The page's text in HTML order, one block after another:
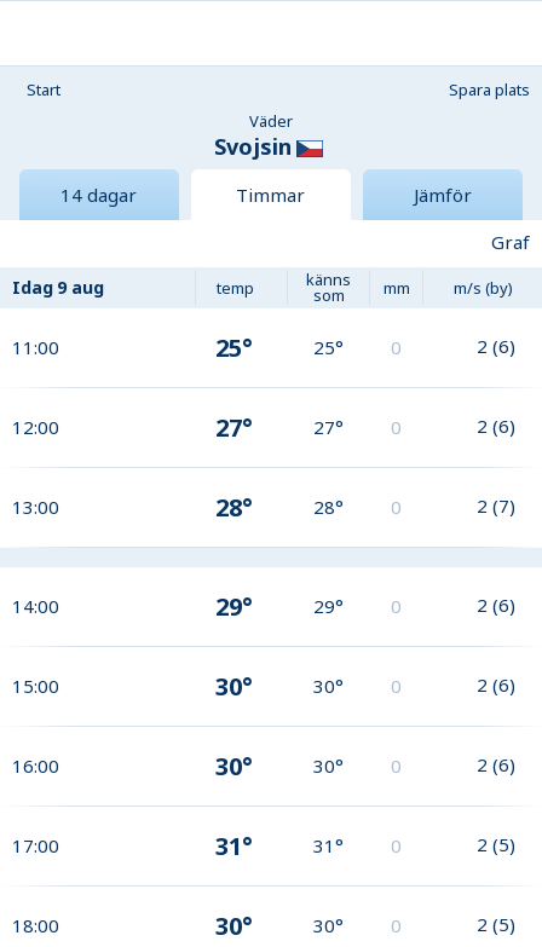
Start
Spara plats
Väder
Svojsin
14 dagar Timmar
Jämför
Graf
Idag 9 aug temp känns
som mm m/s (by)
11:00 25° 25° 0 2 (6)
12:00 27° 27° 0 2 (6)
13:00 28° 28° 0 2 (7)
14:00 29° 29° 0 2 (6)
15:00 30° 30° 0 2 (6)
16:00 30° 30° 0 2 (6)
17:00 31° 31° 0 2 (5)
18:00 30° 30° 0 2 (5)